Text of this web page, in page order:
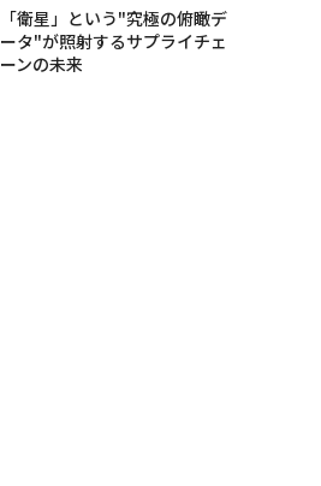
「衛星」という"究極の俯瞰デ
ータ"が照射するサプライチェ
ーンの未来